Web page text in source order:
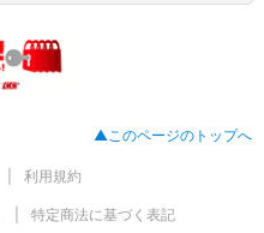
▲このページのトップへ
利用規約
特定商法に基づく表記